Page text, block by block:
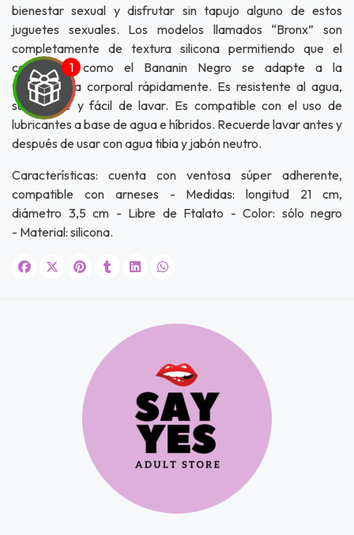
por
bienestar sexual y disfrutar sin tapujo alguno de estos
juguetes sexuales. Los modelos llamados “Bronx” son
completamente de textura silicona permitiendo que el
consolador como el Bananin Negro se adapte a la
temperatura corporal rápidamente. Es resistente al agua,
sumergible y fácil de lavar. Es compatible con el uso de
lubricantes a base de agua e híbridos. Recuerde lavar antes y
después de usar con agua tibia y jabón neutro.
Características: cuenta con ventosa súper adherente,
compatible con arneses - Medidas: longitud 21 cm,
diámetro 3,5 cm - Libre de Ftalato - Color: sólo negro
- Material: silicona.